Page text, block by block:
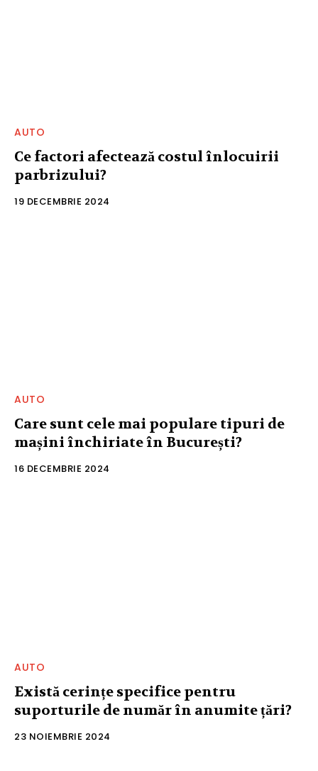
AUTO
Ce factori afectează costul înlocuirii
parbrizului?
19 DECEMBRIE 2024
AUTO
Care sunt cele mai populare tipuri de
mașini închiriate în București?
16 DECEMBRIE 2024
AUTO
Există cerințe specifice pentru
suporturile de număr în anumite țări?
23 NOIEMBRIE 2024